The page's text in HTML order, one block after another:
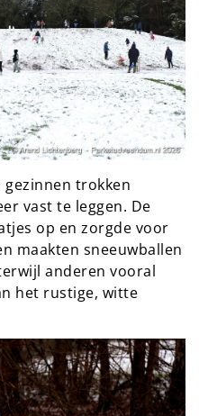
trokken
vast te leggen. De
op en zorgde voor
maakten sneeuwballen
anderen vooral
het rustige, witte